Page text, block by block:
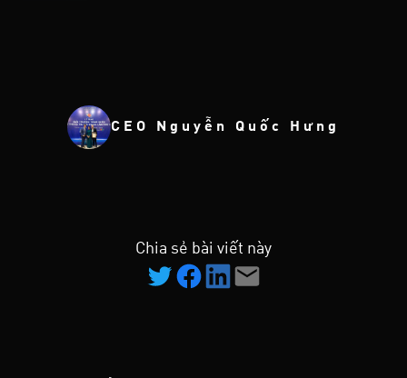
CEO Nguyễn Quốc Hưng
Chia sẻ bài viết này